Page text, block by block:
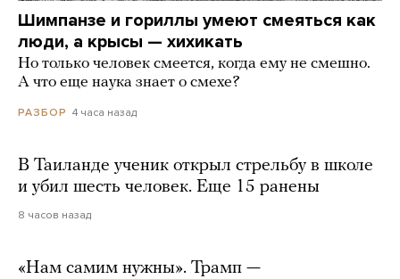
Шимпанзе и гориллы умеют смеяться как
люди, а крысы — хихикать
Но только человек смеется, когда ему не смешно.
А что еще наука знает о смехе?
РАЗБОР 4 часа назад
В Таиланде ученик открыл стрельбу в школе
и убил шесть человек. Еще 15 ранены
8 часов назад
«Нам самим нужны». Трамп —